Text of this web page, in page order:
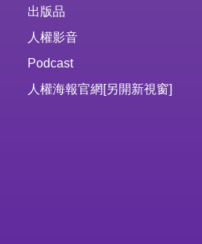
出版品
人權影音
Podcast
人權海報官網[另開新視窗]